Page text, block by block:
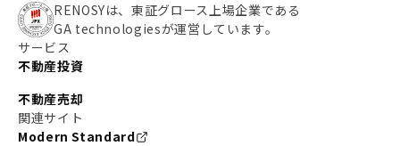
RENOSYは、東証グロース上場企業である
GA technologiesが運営しています。
サービス
不動産投資
不動産売却
関連サイト
Modern Standard